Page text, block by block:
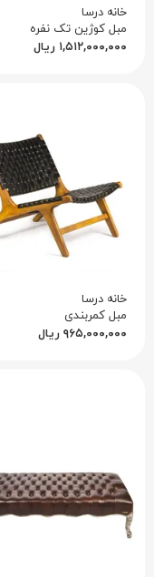
خانه درسا
مبل کوژین تک نفره
۱,۵۱۲,۰۰۰,۰۰۰ ریال
خانه درسا
مبل کمربندی
۹۶۵,۰۰۰,۰۰۰ ریال